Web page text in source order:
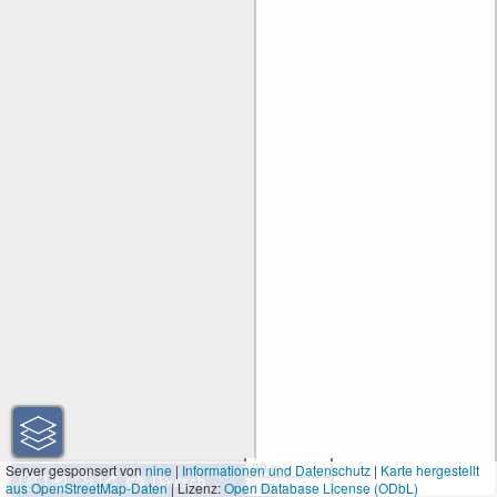
30 m
100 ft
Server gesponsert vonnine|Informationen und Datenschutz | Karte hergestellt
aus OpenStreetMap-Daten| Lizenz:Open Database License (ODbL)